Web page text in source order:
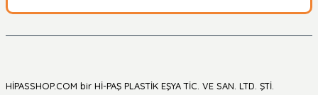
HİPASSHOP.COM bir Hİ-PAŞ PLASTİK EŞYA TİC. VE SAN. LTD. ŞTİ.